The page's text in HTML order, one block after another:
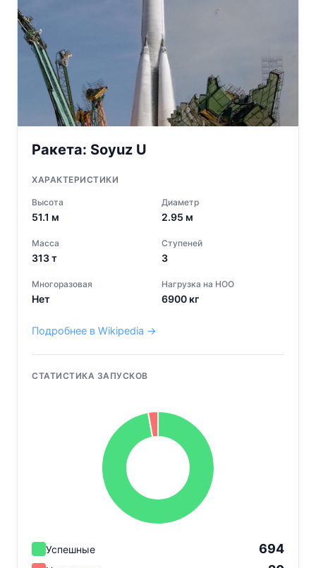
Ракета: Soyuz U
ХАРАКТЕРИСТИКИ
Высота
51.1 м
Диаметр
2.95 м
Масса
313т
Ступеней
3
Многоразовая
Нет
Нагрузка на НОО
6900 кг
Подробнее в Wikipedia →
СТАТИСТИКА ЗАПУСКОВ
Успешные 694